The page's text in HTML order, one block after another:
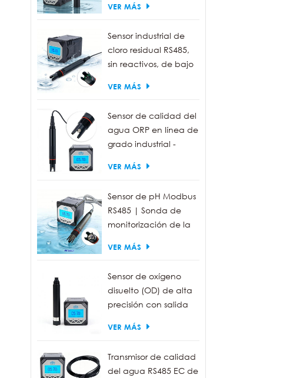
medidora de turbidez
VER MÁS
Sensor industrial de
cloro residual RS485,
sin reactivos, de bajo
VER MÁS
Sensor de calidad del
agua ORP en línea de
grado industrial -
IP68, salida RS485
VER MÁS
Sensor de pH Modbus
RS485 | Sonda de
monitorización de la
industrial IP68
VER MÁS
Sensor de oxígeno
disuelto (OD) de alta
precisión con salida
medición de la
VER MÁS
Transmisor de calidad
del agua RS485 EC de